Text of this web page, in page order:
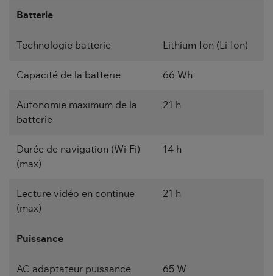
Batterie
Technologie batterie Lithium-Ion (Li-Ion)
Capacité de la batterie 66 Wh
Autonomie maximum de la
batterie
21 h
Durée de navigation (Wi-Fi)
(max)
14 h
Lecture vidéo en continue
(max)
21 h
Puissance
AC adaptateur puissance 65 W